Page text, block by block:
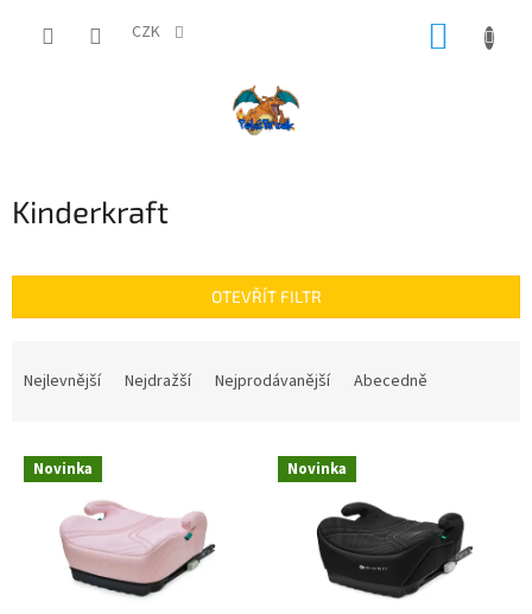
CZK
Kinderkraft
OTEVŘÍT FILTR
n
Nejlevnější Nejdražší Nejprodávanější Abecedně
V Novinka Novinka